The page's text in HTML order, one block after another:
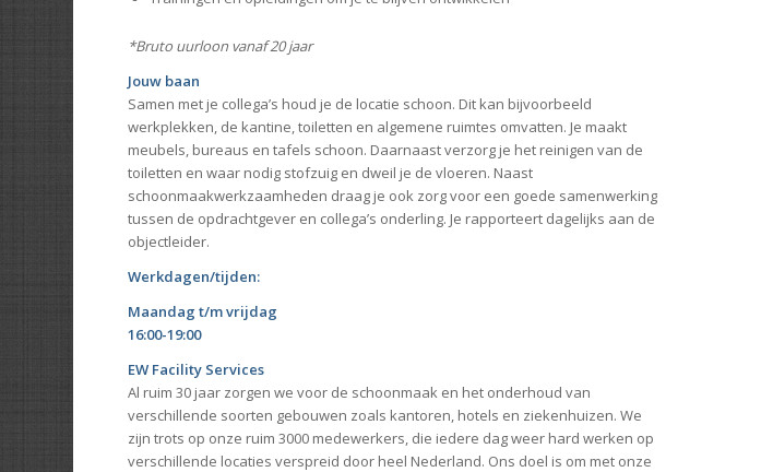
*Bruto uurloon vanaf 20 jaar
Jouw baan
Samen met je collega’s houd je de locatie schoon. Dit kan bijvoorbeeld
werkplekken, de kantine, toiletten en algemene ruimtes omvatten. Je maakt
meubels, bureaus en tafels schoon. Daarnaast verzorg je het reinigen van de
toiletten en waar nodig stofzuig en dweil je de vloeren. Naast
schoonmaakwerkzaamheden draag je ook zorg voor een goede samenwerking
tussen de opdrachtgever en collega’s onderling. Je rapporteert dagelijks aan de
objectleider.
Werkdagen/tijden:
Maandag t/m vrijdag
16:00-19:00
EW Facility Services
Al ruim 30 jaar zorgen we voor de schoonmaak en het onderhoud van
verschillende soorten gebouwen zoals kantoren, hotels en ziekenhuizen. We
zijn trots op onze ruim 3000 medewerkers, die iedere dag weer hard werken op
verschillende locaties verspreid door heel Nederland. Ons doel is om met onze